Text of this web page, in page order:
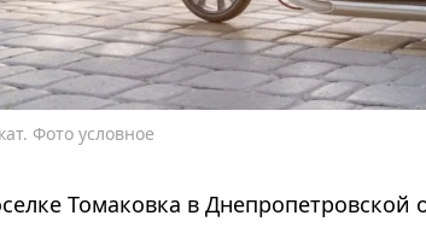
Фото условное
Томаковка в